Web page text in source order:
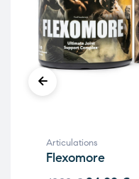
Articulations
Flexomore